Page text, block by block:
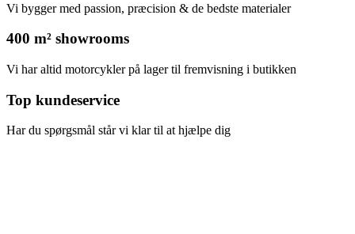
Vi bygger med passion, præcision & de bedste materialer
400 m² showrooms
Vi har altid motorcykler på lager til fremvisning i butikken
Top kundeservice
Har du spørgsmål står vi klar til at hjælpe dig